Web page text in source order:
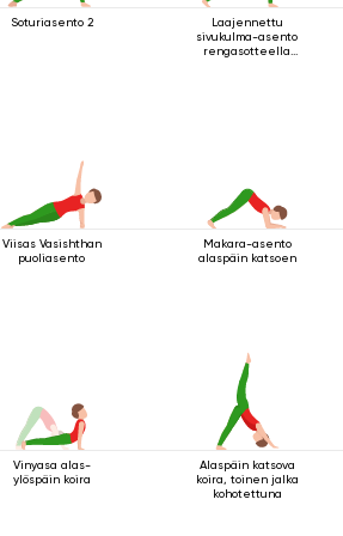
Soturiasento 2
Laajennettu
sivukulma-asento
rengasotteella
Viisas Vasishthan
puoliasento
Makara-asento
alaspäin katsoen
Vinyasa alas-
ylöspäin koira
Alaspäin katsova
koira, toinen jalka
kohotettuna